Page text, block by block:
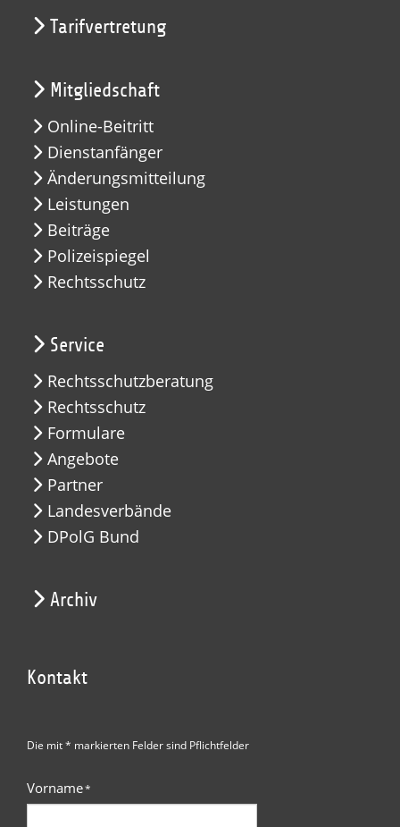
Tarifvertretung
Mitgliedschaft
Online-Beitritt
Dienstanfänger
Änderungsmitteilung
Leistungen
Beiträge
Polizeispiegel
Rechtsschutz
Service
Rechtsschutzberatung
Rechtsschutz
Formulare
Angebote
Partner
Landesverbände
DPolG Bund
Archiv
Kontakt
Die mit * markierten Felder sind Pflichtfelder
Vorname*